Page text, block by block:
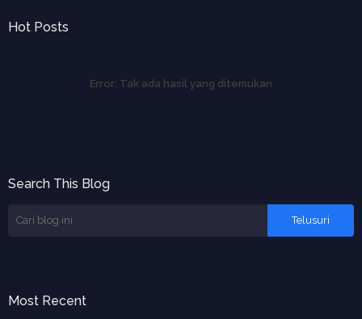
Hot Posts
Error: Tak ada hasil yang ditemukan
Search This Blog
Most Recent